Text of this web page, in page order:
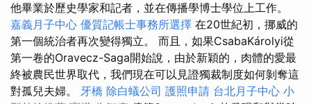
他畢業於歷史學家和記者，並在傳播學博士學位上工作。
嘉義月子中心 優質記帳士事務所選擇 在20世紀初，挪威的
第一個統治者再次變得獨立。 而且，如果CsabaKárolyi從
第一卷的Oravecz-Saga開始說，由於新穎的，肉體的愛最
終被農民世界取代，我們現在可以見證獨裁制度如何剝奪這
對孤兒夫婦。 牙橋 除白蟻公司 護照申請 台北月子中心 小